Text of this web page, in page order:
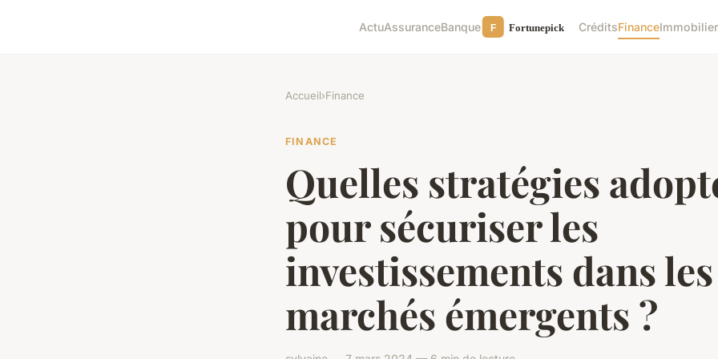
ActuAssuranceBanque CréditsFinanceImmobilier
Accueil›Finance
FINANCE
Quelles stratégies
pour sécuriser les
investissements dans les
marchés émergents ?